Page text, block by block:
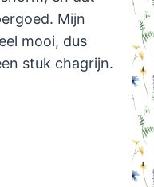
Mijn
mooi, dus
stuk chagrijn.